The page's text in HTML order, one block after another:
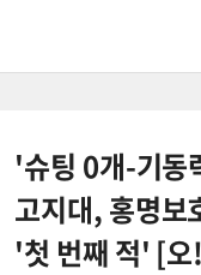
'슈팅 0개-기동
고지대, 홍명
'첫 번째 적' [